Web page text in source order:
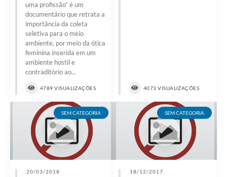
uma profissão” é um
documentário que retrata a
importância da coleta
seletiva para o meio
ambiente, por meio da ótica
feminina inserida em um
ambiente hostil e
contraditório ao...
4789 VISUALIZAÇÕES 4073 VISUALIZAÇÕES
SEM CATEGORIA
20/03/2018
SEM CATEGORIA
18/12/2017